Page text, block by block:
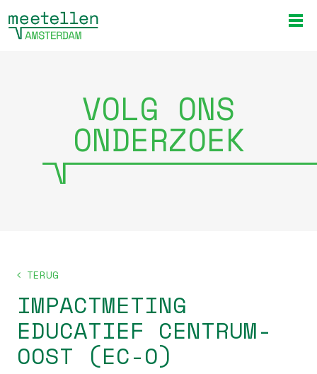
VOLG ONS
ONDERZOEK
TERUG
IMPACTMETING
EDUCATIEF CENTRUM-
OOST (EC-O)